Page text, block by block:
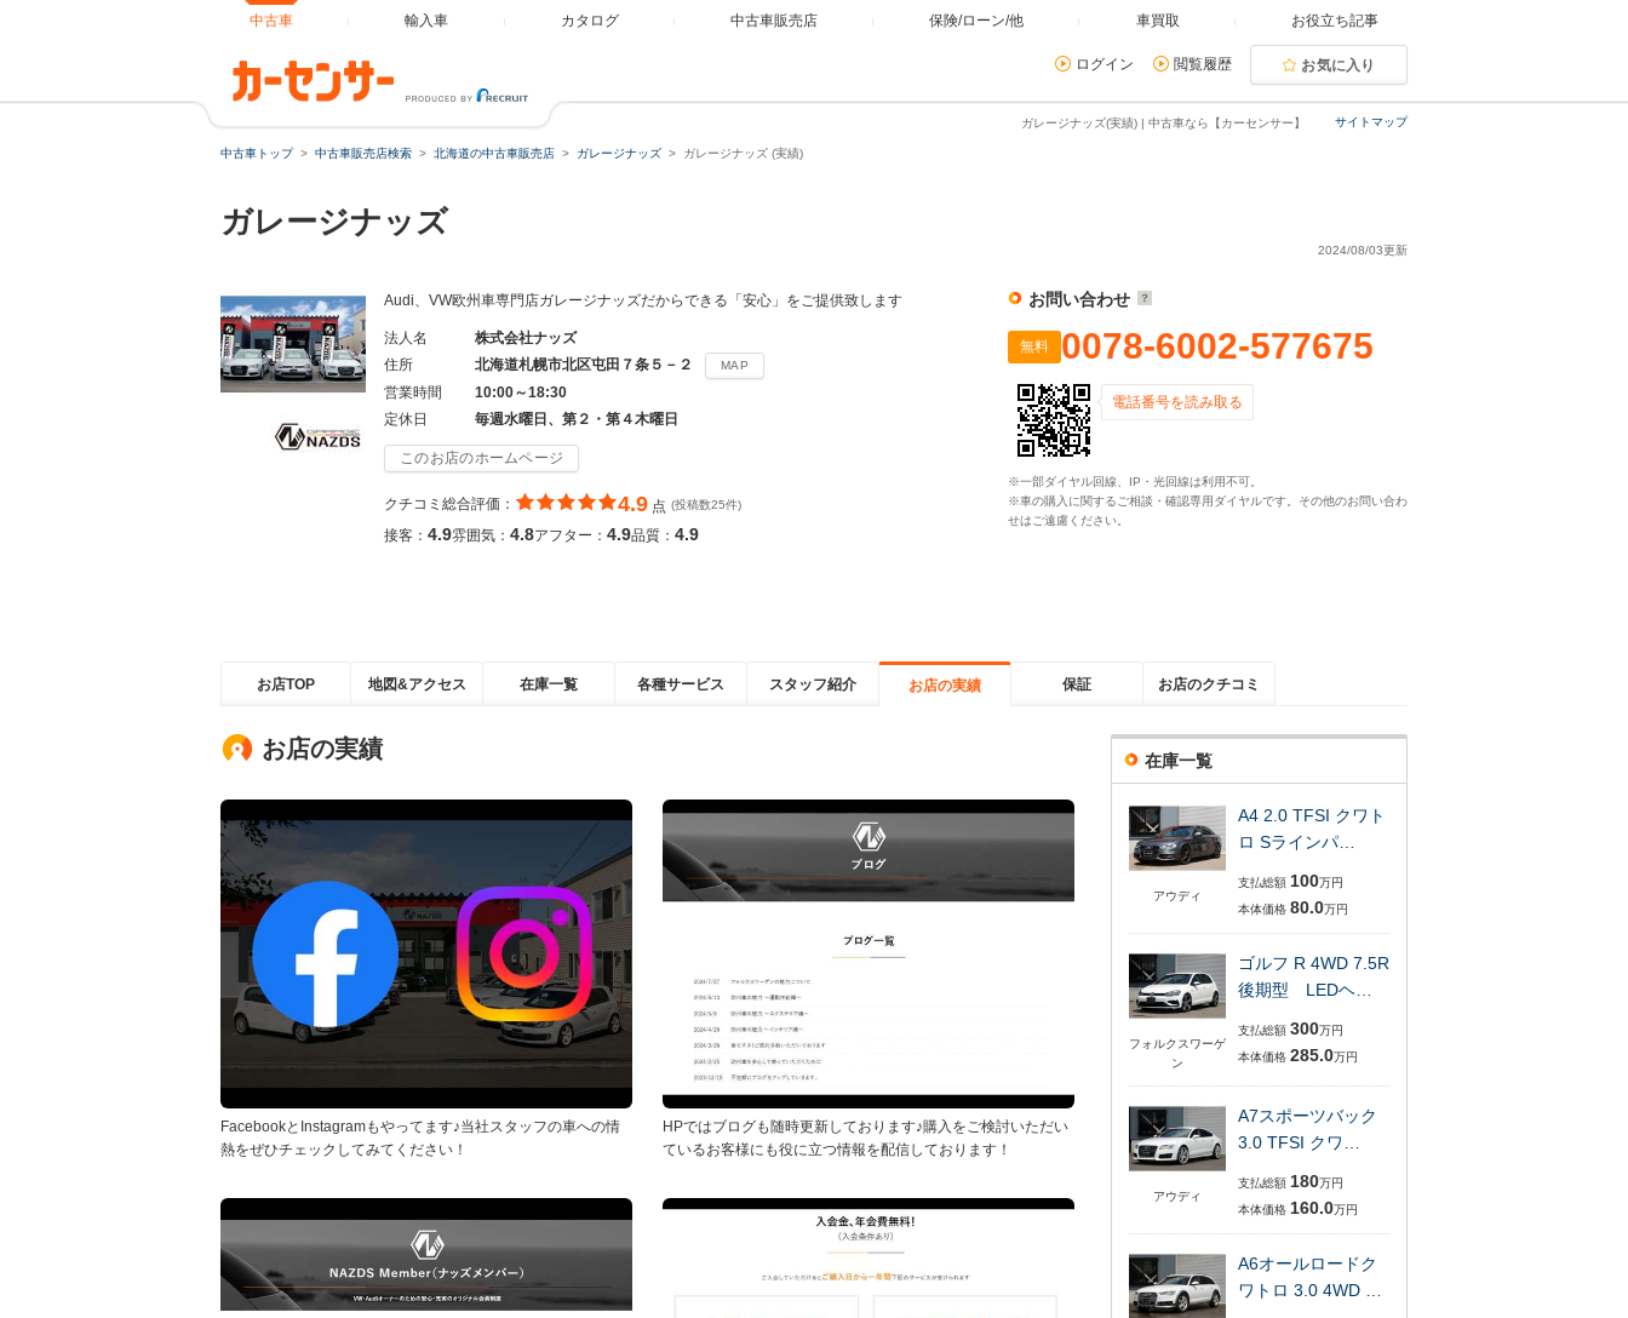
中古車 輸入車 カタログ 中古車販売店 保険/ローン/他 車買取 お役立ち記事
ログイン 閲覧履歴 お気に入り
サイトマップ
ガレージナッズ(実績) | 中古車なら【カーセンサー】
中古車トップ 中古車販売店検索 北海道の中古車販売店 ガレージナッズ ガレージナッズ (実績)
ガレージナッズ
2024/08/03更新
Audi、VW欧州車専門店ガレージナッズだからできる「安心」をご提供致します
法人名
株式会社ナッズ
住所
北海道札幌市北区屯田７条５－２ MAP
営業時間
10:00～18:30
定休日
毎週水曜日、第２・第４木曜日
このお店のホームページ
クチコミ総合評価： 4.9 点 (投稿数25件)
接客： 4.9雰囲気： 4.8アフター： 4.9品質： 4.9
お問い合わせ
無料 0078-6002-577675
電話番号を読み取る
※一部ダイヤル回線、IP・光回線は利用不可。
※車の購入に関するご相談・確認専用ダイヤルです。その他のお問い合わ
せはご遠慮ください。
お店TOP 地図&アクセス 在庫一覧 各種サービス スタッフ紹介 お店の実績 保証 お店のクチコミ
お店の実績
FacebookとInstagramもやってます♪当社スタッフの車への情
熱をぜひチェックしてみてください！
HPではブログも随時更新しております♪購入をご検討いただい
ているお客様にも役に立つ情報を配信しております！
在庫一覧
アウディ
A4 2.0 TFSI クワト
ロ Sラインパ…
支払総額 100万円
本体価格 80.0万円
フォルクスワーゲ
ン
ゴルフ R 4WD 7.5R
後期型 LEDヘ…
支払総額 300万円
本体価格 285.0万円
アウディ
A7スポーツバック
3.0 TFSI クワ…
支払総額 180万円
本体価格 160.0万円
A6オールロードク
ワトロ 3.0 4WD …